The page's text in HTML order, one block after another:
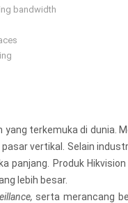
bandwidth
yang terkemuka di
vertikal. Selain
Produk
lebih besar.
serta merancang